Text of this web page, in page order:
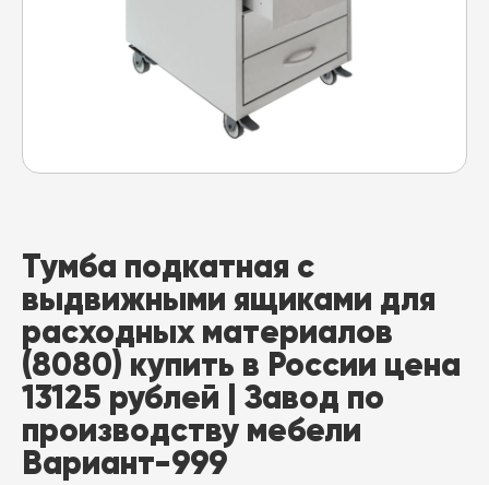
Тумба подкатная с
выдвижными ящиками для
расходных материалов
(8080) купить в России цена
13125 рублей | Завод по
производству мебели
Вариант-999